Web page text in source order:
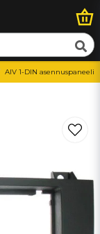
AIV 1-DIN asennuspaneeli